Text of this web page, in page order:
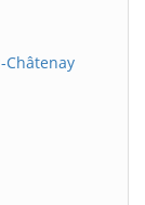
Châtenay